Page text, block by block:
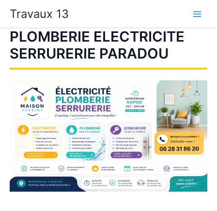
contenu
Travaux 13
PLOMBERIE ELECTRICITE
SERRURERIE PARADOU